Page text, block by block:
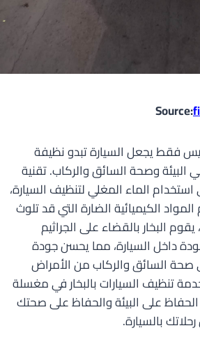
Source:
ليس فقط يجعل السيارة تبدو نظيفة
البيئة وصحة السائق والركاب. تقنية
استخدام الماء المغلي لتنظيف السيارة،
الكيميائية الضارة التي قد تلوث
يقوم البخار بالقضاء على الجراثيم
داخل السيارة، مما يحسن جودة
السائق والركاب من الأمراض
خدمة تنظيف السيارات بالبخار في مغسلة
على البيئة والحفاظ على صحتك
بالسيارة.